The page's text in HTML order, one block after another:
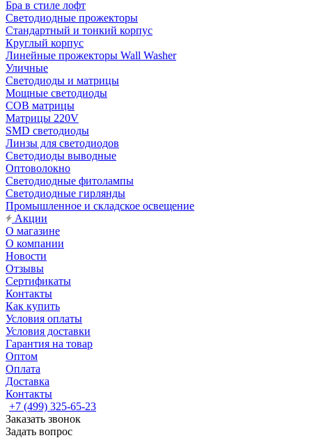
Бра в стиле лофт
Светодиодные прожекторы
Стандартный и тонкий корпус
Круглый корпус
Линейные прожекторы Wall Washer
Уличные
Светодиоды и матрицы
Мощные светодиоды
COB матрицы
Матрицы 220V
SMD светодиоды
Линзы для светодиодов
Светодиоды выводные
Оптоволокно
Светодиодные фитолампы
Светодиодные гирлянды
Промышленное и складское освещение
Акции
О магазине
О компании
Новости
Отзывы
Сертификаты
Контакты
Как купить
Условия оплаты
Условия доставки
Гарантия на товар
Оптом
Оплата
Доставка
Контакты
+7 (499) 325-65-23
Заказать звонок
Задать вопрос